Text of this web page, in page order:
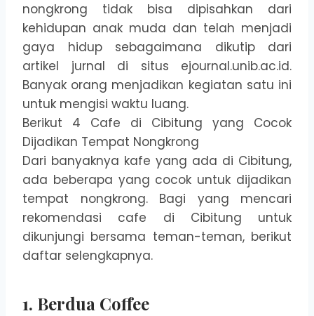
nongkrong tidak bisa dipisahkan dari
kehidupan anak muda dan telah menjadi
gaya hidup sebagaimana dikutip dari
artikel jurnal di situs ejournal.unib.ac.id.
Banyak orang menjadikan kegiatan satu ini
untuk mengisi waktu luang.
Berikut 4 Cafe di Cibitung yang Cocok
Dijadikan Tempat Nongkrong
Dari banyaknya kafe yang ada di Cibitung,
ada beberapa yang cocok untuk dijadikan
tempat nongkrong. Bagi yang mencari
rekomendasi cafe di Cibitung untuk
dikunjungi bersama teman-teman, berikut
daftar selengkapnya.
1. Berdua Coffee